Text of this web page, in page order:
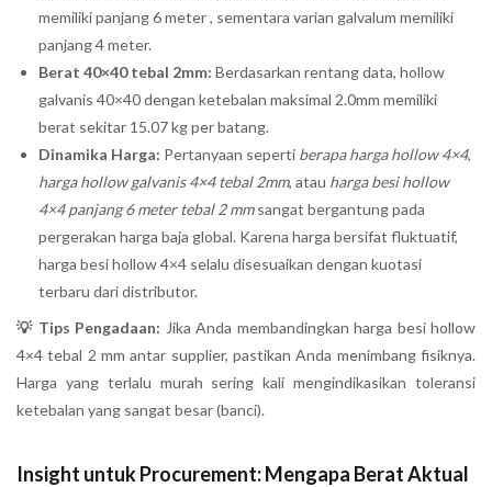
memiliki panjang 6 meter , sementara varian galvalum memiliki
panjang 4 meter.
Berat 40×40 tebal 2mm: Berdasarkan rentang data, hollow
galvanis 40×40 dengan ketebalan maksimal 2.0mm memiliki
berat sekitar 15.07 kg per batang.
Dinamika Harga: Pertanyaan seperti berapa harga hollow 4×4,
harga hollow galvanis 4×4 tebal 2mm, atau harga besi hollow
4×4 panjang 6 meter tebal 2 mmsangat bergantung pada
pergerakan harga baja global. Karena harga bersifat fluktuatif,
harga besi hollow 4×4 selalu disesuaikan dengan kuotasi
terbaru dari distributor.
💡 Tips Pengadaan: Jika Anda membandingkan harga besi hollow
4×4 tebal 2 mm antar supplier, pastikan Anda menimbang fisiknya.
Harga yang terlalu murah sering kali mengindikasikan toleransi
ketebalan yang sangat besar (banci).
Insight untuk Procurement: Mengapa Berat Aktual